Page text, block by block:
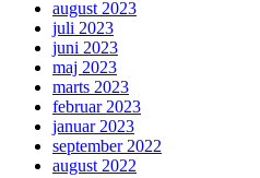
august 2023
juli 2023
juni 2023
maj 2023
marts 2023
februar 2023
januar 2023
september 2022
august 2022